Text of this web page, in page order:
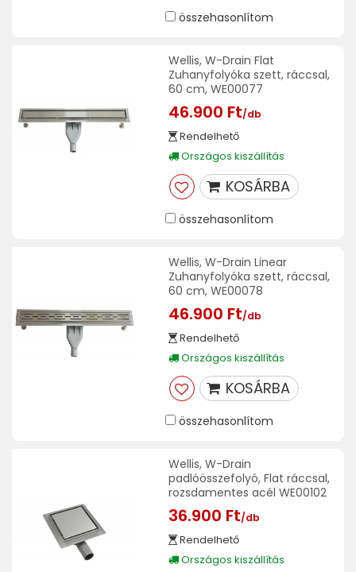
összehasonlítom
Wellis, W-Drain Flat
Zuhanyfolyóka szett, ráccsal,
60 cm, WE00077
46.900 Ft/db
Rendelhető
Országos kiszállítás
KOSÁRBA
összehasonlítom
Wellis, W-Drain Linear
Zuhanyfolyóka szett, ráccsal,
60 cm, WE00078
46.900 Ft/db
Rendelhető
Országos kiszállítás
KOSÁRBA
összehasonlítom
Wellis, W-Drain
padlóösszefolyó, Flat ráccsal,
rozsdamentes acél WE00102
36.900 Ft/db
Rendelhető
Országos kiszállítás